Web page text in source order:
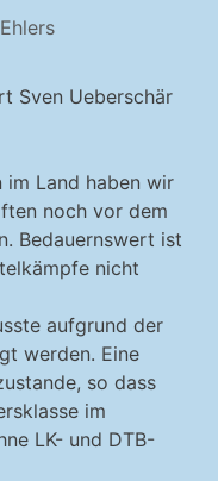
Sven Ueberschär
Land haben wir
noch vor dem
Bedauernswert ist
nicht
aufgrund der
werden. Eine
so dass
im
LK- und DTB-